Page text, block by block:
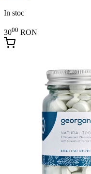
In stoc
3000 RON